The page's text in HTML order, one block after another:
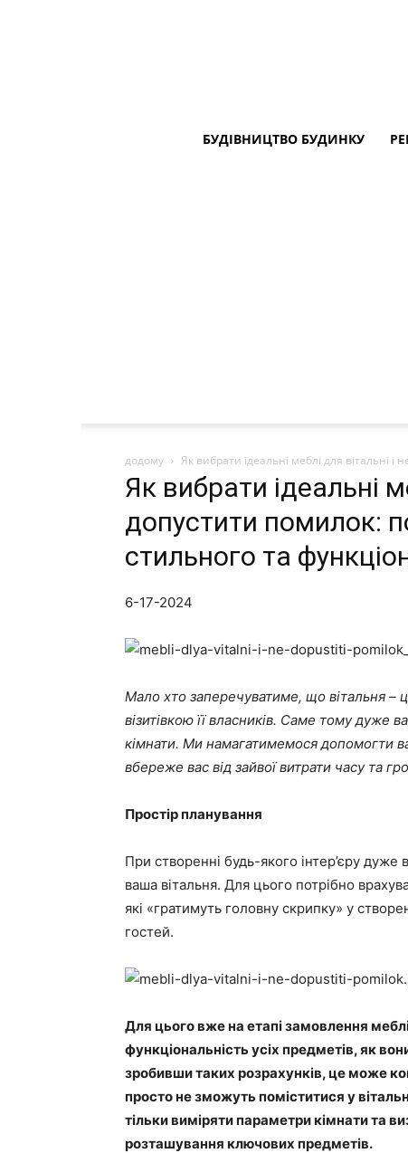
БУДІВНИЦТВО БУДИНКУ
додому Як вибрати ідеальні меблі для вітальні
Як вибрати ідеальні
допустити помилок:
стильного та
6-17-2024
Мало хто заперечуватиме, що вітальня –
візитівкою її власників. Саме тому дуже
кімнати. Ми намагатимемося допомогти
вбереже вас від зайвої витрати часу та
Простір планування
При створенні будь-якого інтер’єру
ваша вітальня. Для цього потрібно
які «гратимуть головну скрипку» у
гостей.
Для цього вже на етапі замовлення
функціональність усіх предметів, як
зробивши таких розрахунків, це може
просто не зможуть поміститися у
тільки виміряти параметри кімнати та
розташування ключових предметів.